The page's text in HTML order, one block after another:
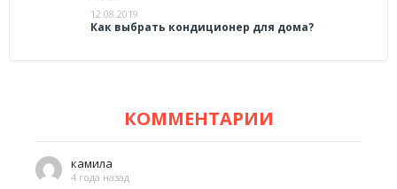
12.08.2019
Как выбрать кондиционер для дома?
КОММЕНТАРИИ
камила
4 года назад